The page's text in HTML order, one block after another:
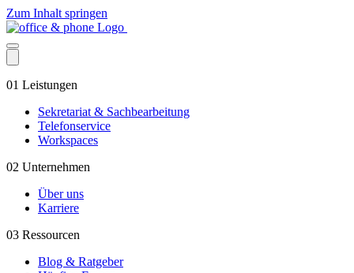
Zum Inhalt springen
01 Leistungen
Sekretariat & Sachbearbeitung
Telefonservice
Workspaces
02 Unternehmen
Über uns
Karriere
03 Ressourcen
Blog & Ratgeber